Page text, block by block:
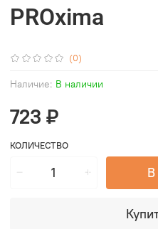
(0)
Наличие: В наличии
PROxima
723 ₽
КОЛИЧЕСТВО
В